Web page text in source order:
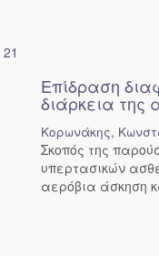
Επίδραση
διάρκεια της
Κορωνάκης,
Σκοπός της
υπερτασικών
αερόβια άσκηση